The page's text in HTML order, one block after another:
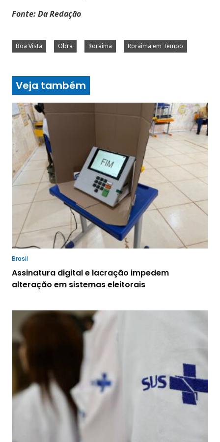
Fonte: Da Redação
Boa Vista Obra Roraima Roraima em Tempo
Veja também
Brasil
Assinatura digital e lacração impedem
alteração em sistemas eleitorais